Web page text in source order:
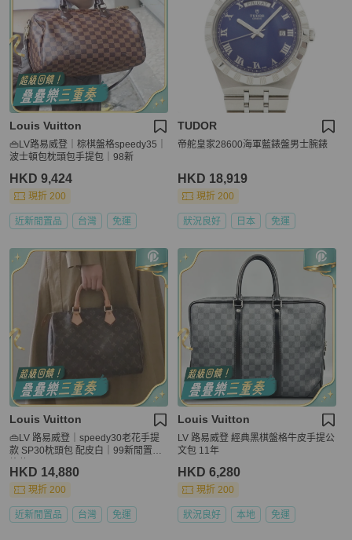
Louis Vuitton
👜LV路易威登｜棕棋盤格speedy35｜
波士頓包枕頭包手提包｜98新
HKD 9,424
現折 200
近新閒置品 台灣 免運
TUDOR
帝舵皇家28600海軍藍錶盤男士腕錶
HKD 18,919
現折 200
狀況良好 日本 免運
Louis Vuitton
👜LV 路易威登｜speedy30老花手提
款 SP30枕頭包 配皮白｜99新閒置芯
HKD 14,880
現折 200
近新閒置品 台灣 免運
Louis Vuitton
LV 路易威登 經典黑棋盤格牛皮手提公
文包 11年
HKD 6,280
現折 200
狀況良好 本地 免運